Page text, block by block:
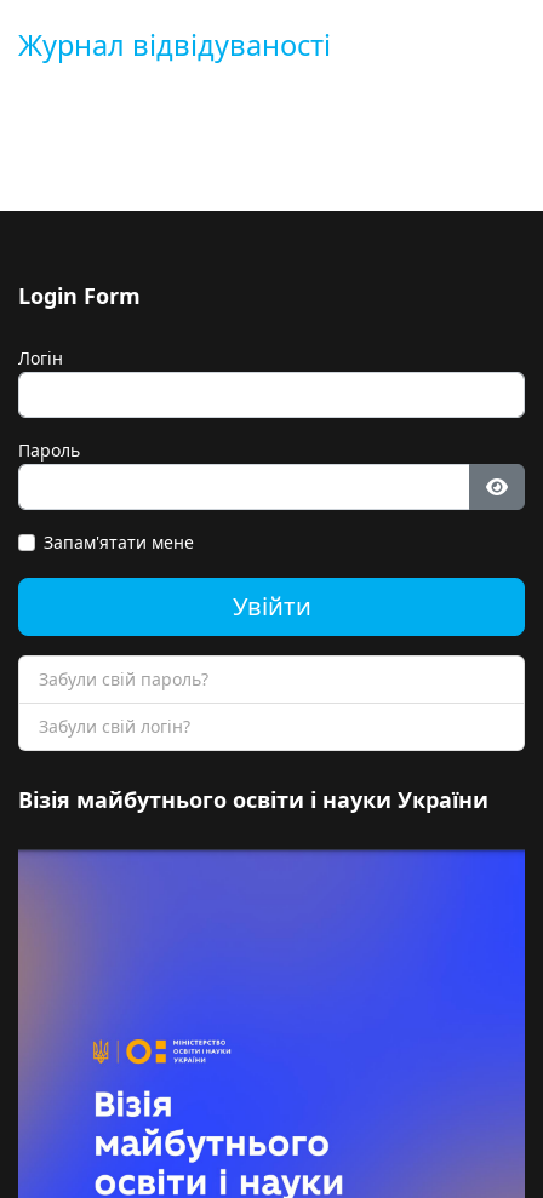
Журнал відвідуваності
Login Form
Логін
Пароль
Запам'ятати мене
Увійти
Забули свій пароль?
Забули свій логін?
Візія майбутнього освіти і науки України